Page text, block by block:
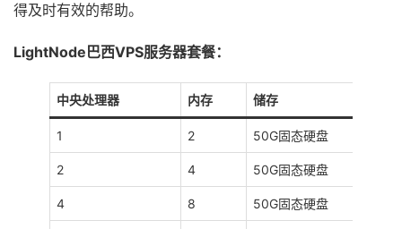
得及时有效的帮助。
LightNode巴西VPS服务器套餐：
中央处理器 内存 储存
1 2 50G固态硬盘
2 4 50G固态硬盘
4 8 50G固态硬盘